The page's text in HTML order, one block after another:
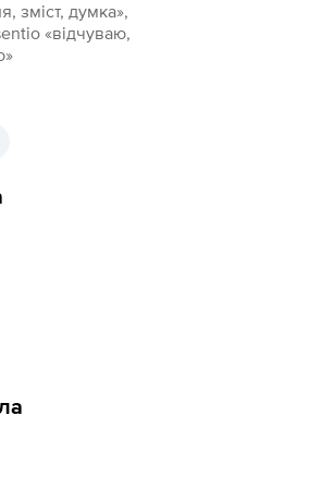
зміст, думка»,
«відчуваю,